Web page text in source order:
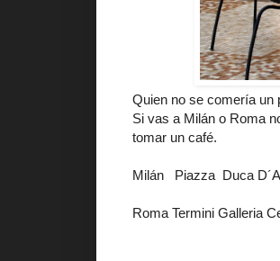
Quien no se comería un
Si vas a Milán o Roma
tomar un café.
Milán Piazza Duca
Roma Termini Galleria